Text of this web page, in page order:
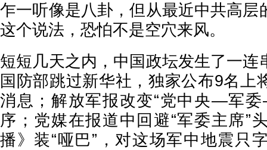
乍一听像是八卦，但从最近中共高层
这个说法，恐怕不是空穴来风。
短短几天之内，中国政坛发生了一连
国防部跳过新华社，独家公布9名上
消息；解放军报改变“党中央—军
序；党媒在报道中回避“军委主席”
播》装“哑巴”，对这场军中地震只